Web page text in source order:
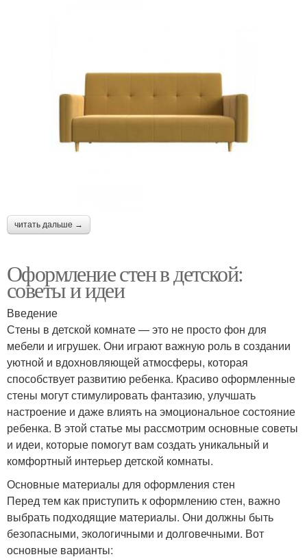
читать дальше →
Оформление стен в детской:
советы и идеи
Введение
Стены в детской комнате — это не просто фон для
мебели и игрушек. Они играют важную роль в создании
уютной и вдохновляющей атмосферы, которая
способствует развитию ребенка. Красиво оформленные
стены могут стимулировать фантазию, улучшать
настроение и даже влиять на эмоциональное состояние
ребенка. В этой статье мы рассмотрим основные советы
и идеи, которые помогут вам создать уникальный и
комфортный интерьер детской комнаты.
Основные материалы для оформления стен
Перед тем как приступить к оформлению стен, важно
выбрать подходящие материалы. Они должны быть
безопасными, экологичными и долговечными. Вот
основные варианты: